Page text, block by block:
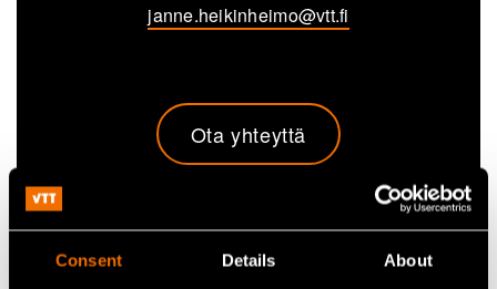
Consent Details About
janne.heikinheimo@vtt.fi
Ota yhteyttä